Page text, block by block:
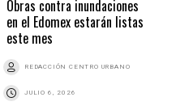
Obras contra inundaciones
en el Edomex estarán listas
este mes
REDACCIÓN CENTRO URBANO
JULIO 6, 2026